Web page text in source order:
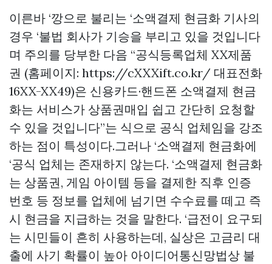
이른바 ‘깡으로 불리는 ‘소액결제 현금화 기사의
경우 ‘불법 회사가 기승을 부리고 있을 것입니다
며 주의를 당부한 다음 “공식등록업체 XX제품
권 (홈페이지: https://cXXXift.co.kr/ 대표전화
16XX-XX49)은 신용카드·핸드폰 소액결제 현금
화는 서비스가 상품권매입 쉽고 간단히 요청할
수 있을 것입니다”는 식으로 공식 업체임을 강조
하는 점이 특성이다.그러나 ‘소액결제 현금화에
‘공식 업체는 존재하지 않는다. ‘소액결제 현금화
는 상품권, 게임 아이템 등을 결제한 직후 인증
번호 등 정보를 업체에 넘기면 수수료를 떼고 즉
시 현금을 지급하는 것을 말한다. ‘급전이 요구되
는 시민들이 흔히 사용하는데, 실상은 고금리 대
출에 사기 확률이 높아 아이디어통신망법상 불